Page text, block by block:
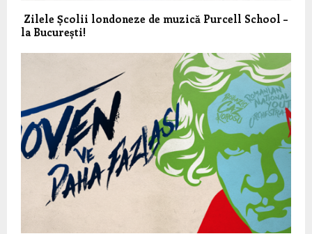
Zilele Școlii londoneze de muzică Purcell School –
la București!